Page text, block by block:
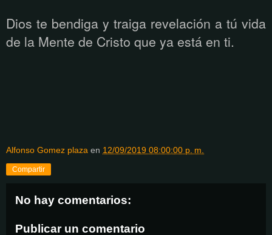
Dios te bendiga y traiga revelación a tú vida
de la Mente de Cristo que ya está en ti.
Alfonso Gomez plaza en 12/09/2019 08:00:00 p. m.
Compartir
No hay comentarios:
Publicar un comentario